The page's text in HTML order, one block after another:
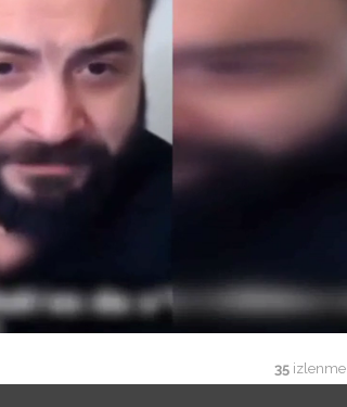
35 izlenme